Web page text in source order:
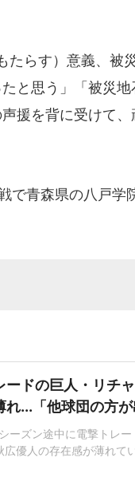
らす）意義、被
と思う」「被災
援を背に受けて
青森県の八戸学
ードの巨人・リチ
れ...「他球団の方
ーズン途中に電撃トレ
広優人の存在感が薄れて
ドはソフトバンク在籍時
を評価され、秋広優人